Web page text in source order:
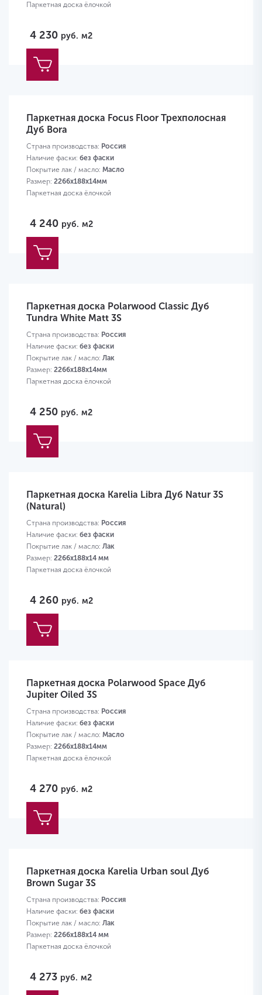
Паркетная доска ёлочкой
4 230 руб. м2
Паркетная доска Focus Floor Трехполосная
Дуб Bora
Страна производства: Россия
Наличие фаски: без фаски
Покрытие лак / масло: Масло
Размер: 2266х188х14мм
Паркетная доска ёлочкой
4 240 руб. м2
Паркетная доска Polarwood Classic Дуб
Tundra White Matt 3S
Страна производства: Россия
Наличие фаски: без фаски
Покрытие лак / масло: Лак
Размер: 2266х188х14мм
Паркетная доска ёлочкой
4 250 руб. м2
Паркетная доска Karelia Libra Дуб Natur 3S
(Natural)
Страна производства: Россия
Наличие фаски: без фаски
Покрытие лак / масло: Лак
Размер: 2266х188х14 мм
Паркетная доска ёлочкой
4 260 руб. м2
Паркетная доска Polarwood Space Дуб
Jupiter Oiled 3S
Страна производства: Россия
Наличие фаски: без фаски
Покрытие лак / масло: Масло
Размер: 2266х188х14мм
Паркетная доска ёлочкой
4 270 руб. м2
Паркетная доска Karelia Urban soul Дуб
Brown Sugar 3S
Страна производства: Россия
Наличие фаски: без фаски
Покрытие лак / масло: Лак
Размер: 2266х188х14 мм
Паркетная доска ёлочкой
4 273 руб. м2